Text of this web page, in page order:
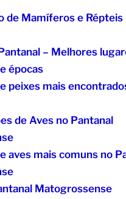
de Mamíferos e Répteis
– Melhores
épocas
peixes mais
de Aves no Pantanal
aves mais comuns no
Matogrossense